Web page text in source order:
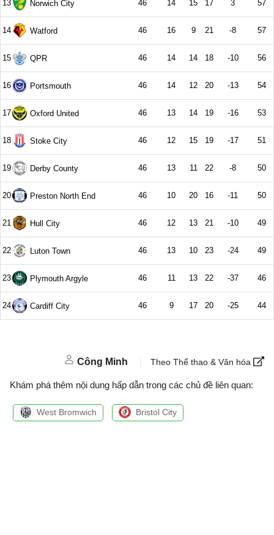
Công Minh Theo Thể thao & Văn hóa
Khám phá thêm nội dung hấp dẫn trong các chủ đề liên quan:
West Bromwich Bristol City